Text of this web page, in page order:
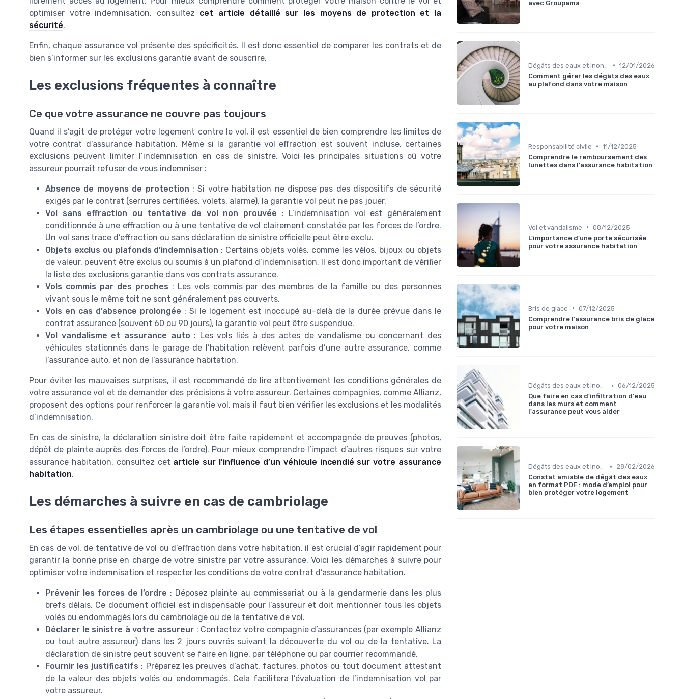
optimiser votre indemnisation, consultez cet article détaillé sur les moyens de protection et la
sécurité.
Enfin, chaque assurance vol présente des spécificités. Il est donc essentiel de comparer les contrats et de
bien s’informer sur les exclusions garantie avant de souscrire.
Les exclusions fréquentes à connaître
Ce que votre assurance ne couvre pas toujours
Quand il s’agit de protéger votre logement contre le vol, il est essentiel de bien comprendre les limites de
votre contrat d’assurance habitation. Même si la garantie vol effraction est souvent incluse, certaines
exclusions peuvent limiter l’indemnisation en cas de sinistre. Voici les principales situations où votre
assureur pourrait refuser de vous indemniser :
Absence de moyens de protection : Si votre habitation ne dispose pas des dispositifs de sécurité
exigés par le contrat (serrures certifiées, volets, alarme), la garantie vol peut ne pas jouer.
Vol sans effraction ou tentative de vol non prouvée : L’indemnisation vol est généralement
conditionnée à une effraction ou à une tentative de vol clairement constatée par les forces de l’ordre.
Un vol sans trace d’effraction ou sans déclaration de sinistre officielle peut être exclu.
Objets exclus ou plafonds d’indemnisation : Certains objets volés, comme les vélos, bijoux ou objets
de valeur, peuvent être exclus ou soumis à un plafond d’indemnisation. Il est donc important de vérifier
la liste des exclusions garantie dans vos contrats assurance.
Vols commis par des proches : Les vols commis par des membres de la famille ou des personnes
vivant sous le même toit ne sont généralement pas couverts.
Vols en cas d’absence prolongée : Si le logement est inoccupé au-delà de la durée prévue dans le
contrat assurance (souvent 60 ou 90 jours), la garantie vol peut être suspendue.
Vol vandalisme et assurance auto : Les vols liés à des actes de vandalisme ou concernant des
véhicules stationnés dans le garage de l’habitation relèvent parfois d’une autre assurance, comme
l’assurance auto, et non de l’assurance habitation.
Pour éviter les mauvaises surprises, il est recommandé de lire attentivement les conditions générales de
votre assurance vol et de demander des précisions à votre assureur. Certaines compagnies, comme Allianz,
proposent des options pour renforcer la garantie vol, mais il faut bien vérifier les exclusions et les modalités
d’indemnisation.
En cas de sinistre, la déclaration sinistre doit être faite rapidement et accompagnée de preuves (photos,
dépôt de plainte auprès des forces de l’ordre). Pour mieux comprendre l’impact d’autres risques sur votre
assurance habitation, consultez cet article sur l’influence d’un véhicule incendié sur votre assurance
habitation.
Les démarches à suivre en cas de cambriolage
Les étapes essentielles après un cambriolage ou une tentative de vol
En cas de vol, de tentative de vol ou d’effraction dans votre habitation, il est crucial d’agir rapidement pour
garantir la bonne prise en charge de votre sinistre par votre assurance. Voici les démarches à suivre pour
optimiser votre indemnisation et respecter les conditions de votre contrat d’assurance habitation.
Prévenir les forces de l’ordre : Déposez plainte au commissariat ou à la gendarmerie dans les plus
brefs délais. Ce document officiel est indispensable pour l’assureur et doit mentionner tous les objets
volés ou endommagés lors du cambriolage ou de la tentative de vol.
Déclarer le sinistre à votre assureur : Contactez votre compagnie d’assurances (par exemple Allianz
ou tout autre assureur) dans les 2 jours ouvrés suivant la découverte du vol ou de la tentative. La
déclaration de sinistre peut souvent se faire en ligne, par téléphone ou par courrier recommandé.
Fournir les justificatifs : Préparez les preuves d’achat, factures, photos ou tout document attestant
de la valeur des objets volés ou endommagés. Cela facilitera l’évaluation de l’indemnisation vol par
votre assureur.
avec Groupama
• 12/01/2026
Comment gérer les dégâts des eaux
au plafond dans votre maison
Responsabilité civile • 11/12/2025
Comprendre le remboursement des
lunettes dans l'assurance habitation
Vol et vandalisme • 08/12/2025
L'importance d'une porte sécurisée
pour votre assurance habitation
Bris de glace • 07/12/2025
Comprendre l'assurance bris de glace
pour votre maison
Dégâts des eaux et inondations • 06/12/2025
Que faire en cas d'infiltration d'eau
dans les murs et comment
l'assurance peut vous aider
Dégâts des eaux et inondations •
28/02/2026
Constat amiable de dégât des eaux
en format PDF : mode d’emploi pour
bien protéger votre logement